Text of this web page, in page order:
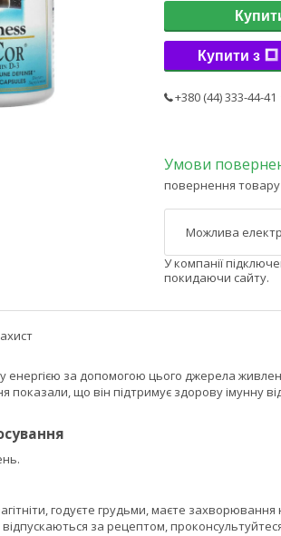
Купити з
+380 (44) 333-44-41
повернення товару
У компанії
покидаючи сайту.
енергією за допомогою цього джерела
показали, що він підтримує здорову імунну
годуєте грудьми, маєте
за рецептом,